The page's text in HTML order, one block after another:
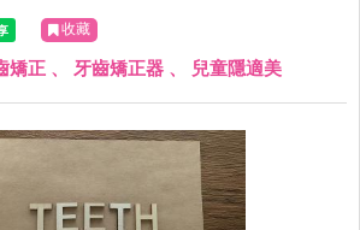
到咬合、臉型、飲食甚至是呼吸與睡眠，
有百百種，今天大信牙醫的蔡禎櫻醫師會
矯正的黃金時期！
收藏
矯正 、 牙齒矯正器 、 兒童隱適美